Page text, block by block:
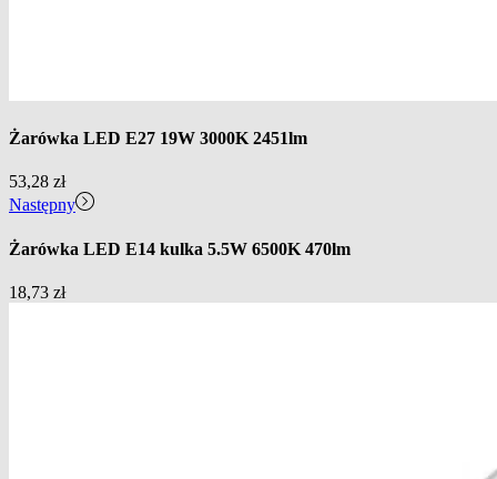
Żarówka LED E27 19W 3000K 2451lm
53,28 zł
Następny
Żarówka LED E14 kulka 5.5W 6500K 470lm
18,73 zł